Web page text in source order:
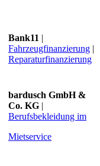
Bank11 |
Fahrzeugfinanzierung |
Reparaturfinanzierung
bardusch GmbH &
Co. KG |
Berufsbekleidung im
Mietservice